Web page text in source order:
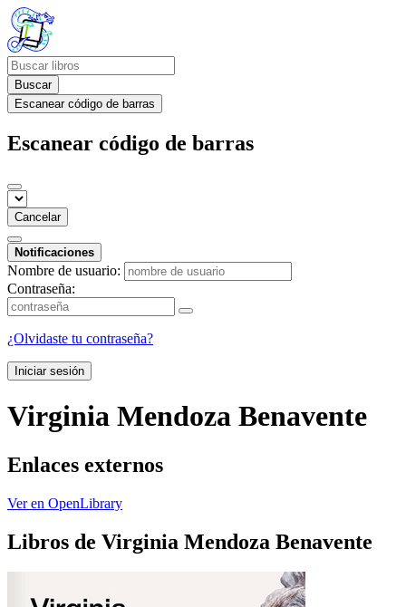
Buscar
Escanear código de barras
Escanear código de barras
Cancelar
Notificaciones
Nombre de usuario:
Contraseña:
¿Olvidaste tu contraseña?
Iniciar sesión
Virginia Mendoza Benavente
Enlaces externos
Ver en OpenLibrary
Libros de Virginia Mendoza Benavente